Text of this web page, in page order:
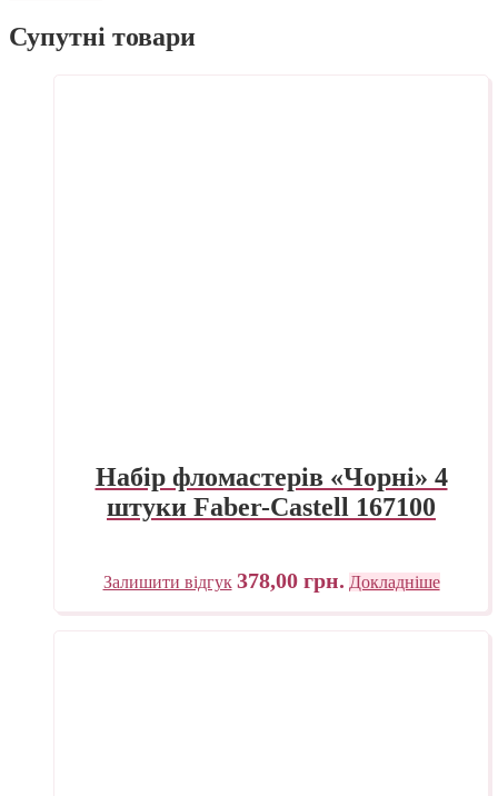
Супутні товари
Набір фломастерів «Чорні» 4
штуки Faber-Castell 167100
Залишити відгук 378,00 грн. Докладніше